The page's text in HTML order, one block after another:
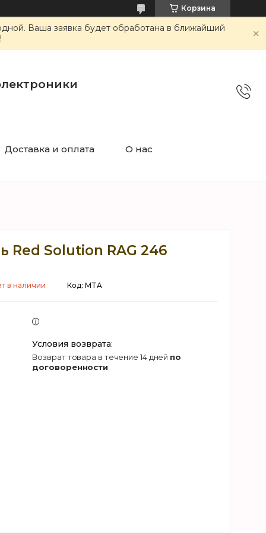
Корзина
Ваша заявка будет обработана в ближайший
Доставка и оплата О нас
Red Solution RAG 246
в наличии Код: MTA
возврат товара в течение 14 дней по
договоренности